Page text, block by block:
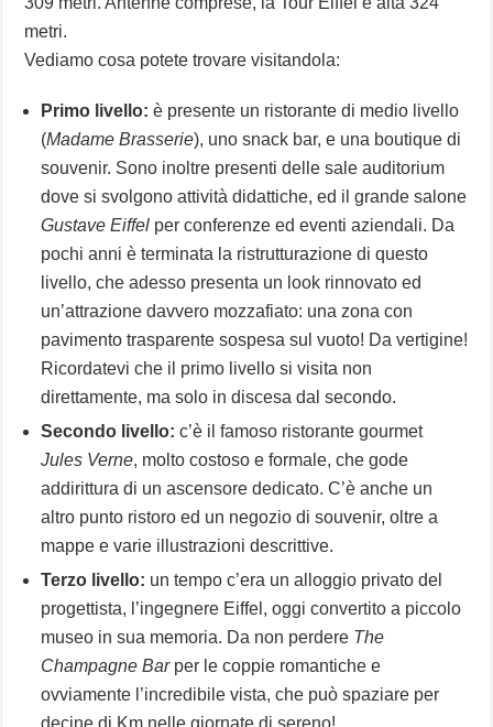
metri.
Vediamo cosa potete trovare visitandola:
Primo livello: è presente un ristorante di medio livello
(Madame Brasserie), uno snack bar, e una boutique di
souvenir. Sono inoltre presenti delle sale auditorium
dove si svolgono attività didattiche, ed il grande salone
Gustave Eiffel per conferenze ed eventi aziendali. Da
pochi anni è terminata la ristrutturazione di questo
livello, che adesso presenta un look rinnovato ed
un’attrazione davvero mozzafiato: una zona con
pavimento trasparente sospesa sul vuoto! Da vertigine!
Ricordatevi che il primo livello si visita non
direttamente, ma solo in discesa dal secondo.
Secondo livello: c’è il famoso ristorante gourmet
Jules Verne, molto costoso e formale, che gode
addirittura di un ascensore dedicato. C’è anche un
altro punto ristoro ed un negozio di souvenir, oltre a
mappe e varie illustrazioni descrittive.
Terzo livello: un tempo c’era un alloggio privato del
progettista, l’ingegnere Eiffel, oggi convertito a piccolo
museo in sua memoria. Da non perdere The
Champagne Barper le coppie romantiche e
ovviamente l’incredibile vista, che può spaziare per
decine di Km nelle giornate di sereno!